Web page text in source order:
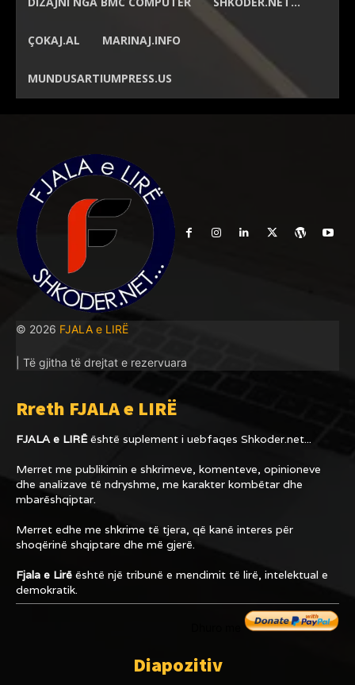
ÇOKAJ.AL MARINAJ.INFO
MUNDUSARTIUMPRESS.US
© 2026 FJALA e LIRË
| Të gjitha të drejtat e rezervuara
Rreth FJALA e LIRË
FJALA e LIRËështë suplement i uebfaqes Shkoder.net...
Merret me publikimin e shkrimeve, komenteve, opinioneve
dhe analizave të ndryshme, me karakter kombëtar dhe
mbarëshqiptar.
Merret edhe me shkrime të tjera, që kanë interes për
shoqërinë shqiptare dhe më gjerë.
Fjala e Lirë është një tribunë e mendimit të lirë, intelektual e
demokratik.
Diapozitiv